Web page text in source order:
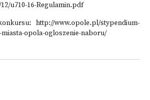
u710-16-Regulamin.pdf
http://www.opole.pl/stypendium-
miasta-opola-ogloszenie-naboru/